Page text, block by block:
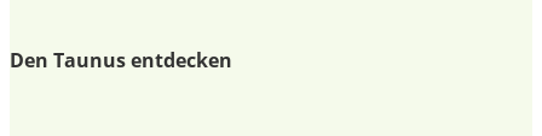
Den Taunus entdecken